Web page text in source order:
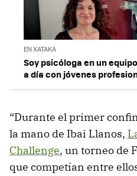
EN XATAKA
Soy psicóloga en un
a día con jóvenes
“Durante el primer
la mano de Ibai Llanos,
Challenge, un torneo de
que competían entre